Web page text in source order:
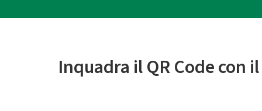
Inquadra il QR Code con